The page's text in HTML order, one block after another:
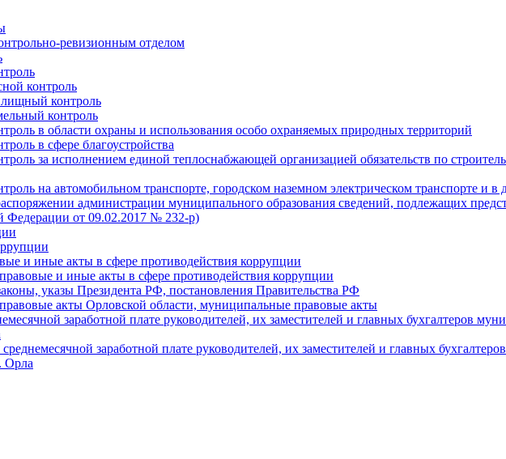
ревизионным отделом
контроль
контроль
контроль
в области охраны и использования особо охраняемых природных территорий
в сфере благоустройства
за исполнением единой теплоснабжающей организацией обязательств по
на автомобильном транспорте, городском наземном электрическом транспорте и в
администрации муниципального образования сведений, подлежащих
Федерации от 09.02.2017 № 232-р)
и иные акты в сфере противодействия коррупции
и иные акты в сфере противодействия коррупции
указы Президента РФ, постановления Правительства РФ
акты Орловской области, муниципальные правовые акты
заработной плате руководителей, их заместителей и главных бухгалтеров
заработной плате руководителей, их заместителей и главных
Орла